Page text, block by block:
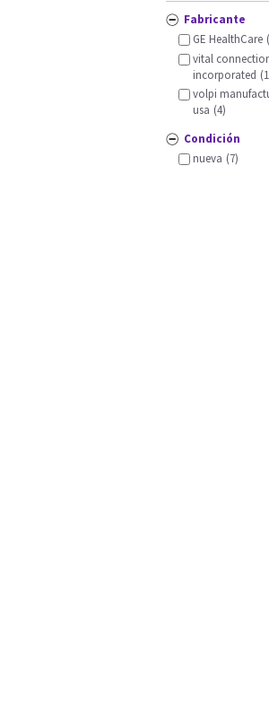
Fabricante
GE HealthCare
vital
incorporated
volpi
usa (4)
Condición
nueva (7)